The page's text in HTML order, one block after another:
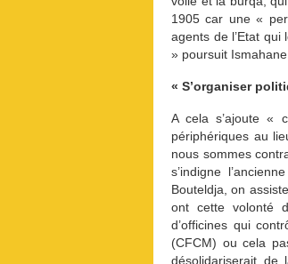
1905 car une «
agents de l’Etat
» poursuit
« S’organiser
A cela s’ajoute «
périphériques au
nous sommes
s’indigne
Bouteldja, on
ont cette volonté
d’officines qui
(CFCM) ou cela
désolidariserait